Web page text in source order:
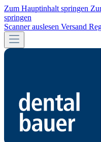
Zum Hauptinhalt springen
springen
Scanner auslesen Versand